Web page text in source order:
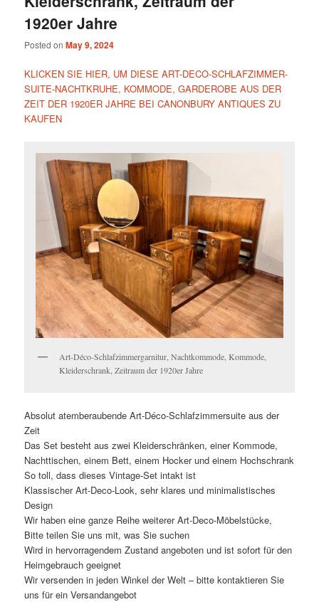
1920er Jahre
Posted onMay 9, 2024
KLICKEN SIE HIER, UM DIESE ART-DECO-SCHLAFZIMMER-
SUITE-NACHTKRUHE, KOMMODE, GARDEROBE AUS DER
ZEIT DER 1920ER JAHRE BEI CANONBURY ANTIQUES ZU
KAUFEN
Art-Déco-Schlafzimmergarnitur, Nachtkommode, Kommode,
Kleiderschrank, Zeitraum der 1920er Jahre
Absolut atemberaubende Art-Déco-Schlafzimmersuite aus der
Zeit
Das Set besteht aus zwei Kleiderschränken, einer Kommode,
Nachttischen, einem Bett, einem Hocker und einem Hochschrank
So toll, dass dieses Vintage-Set intakt ist
Klassischer Art-Deco-Look, sehr klares und minimalistisches
Design
Wir haben eine ganze Reihe weiterer Art-Deco-Möbelstücke,
Bitte teilen Sie uns mit, was Sie suchen
Wird in hervorragendem Zustand angeboten und ist sofort für den
Heimgebrauch geeignet
Wir versenden in jeden Winkel der Welt – bitte kontaktieren Sie
uns für ein Versandangebot